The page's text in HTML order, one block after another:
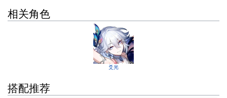
相关角色
爻光
搭配推荐